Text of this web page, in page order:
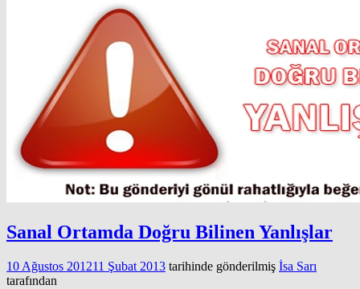
Sanal Ortamda Doğru Bilinen Yanlışlar
10 Ağustos 201211 Şubat 2013 tarihinde gönderilmiş İsa Sarı
tarafından